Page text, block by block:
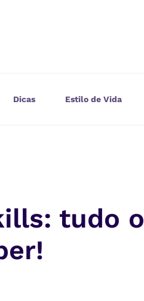
Dicas Estilo de Vida
tudo o